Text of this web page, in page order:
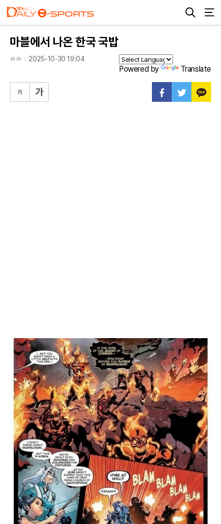
마블에서 나온 한국 국밥
ㅇㅇ 2025-10-30 19:04
Powered by Translate